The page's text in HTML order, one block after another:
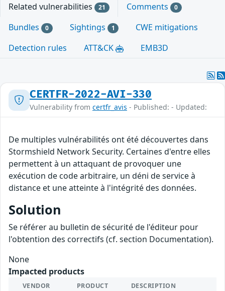
Related vulnerabilities 21 Comments 0
Bundles 0 Sightings 1
CWE mitigations
Detection rules
ATT&CK EMB3D
CERTFR-2022-AVI-330
Vulnerability from certfr_avis - Published: - Updated:
De multiples vulnérabilités ont été découvertes dans
Stormshield Network Security. Certaines d'entre elles
permettent à un attaquant de provoquer une
exécution de code arbitraire, un déni de service à
distance et une atteinte à l'intégrité des données.
Solution
Se référer au bulletin de sécurité de l'éditeur pour
l'obtention des correctifs (cf. section Documentation).
None
Impacted products
VENDOR PRODUCT DESCRIPTION